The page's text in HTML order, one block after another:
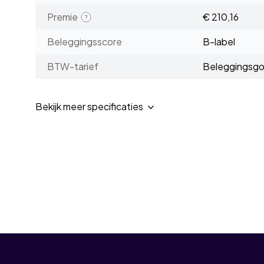
Premie
€ 210,16
Beleggingsscore
B-label
BTW-tarief
Bekijk meer specificaties